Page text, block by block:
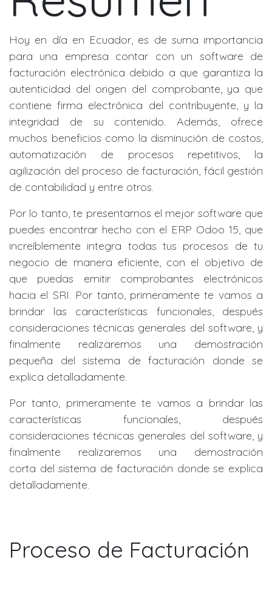
Hoy en día en Ecuador, es de suma importancia
para una empresa contar con un software de
facturación electrónica debido a que garantiza la
autenticidad del origen del comprobante, ya que
contiene firma electrónica del contribuyente, y la
integridad de su contenido. Además, ofrece
muchos beneficios como la disminución de costos,
automatización de procesos repetitivos, la
agilización del proceso de facturación, fácil gestión
de contabilidad y entre otros.
Por lo tanto, te presentamos el mejor software que
puedes encontrar hecho con el ERP Odoo 15, que
increíblemente integra todas tus procesos de tu
negocio de manera eficiente, con el objetivo de
que puedas emitir comprobantes electrónicos
hacia el SRI. Por tanto, primeramente te vamos a
brindar las características funcionales, después
consideraciones técnicas generales del software, y
finalmente realizaremos una demostración
pequeña del sistema de facturación donde se
explica detalladamente.
Por tanto, primeramente te vamos a brindar las
características funcionales, después
consideraciones técnicas generales del software, y
finalmente realizaremos una demostración
corta del sistema de facturación donde se explica
detalladamente.
Proceso de Facturación